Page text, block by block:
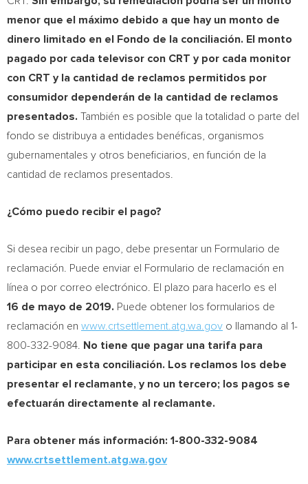
menor que el máximo debido a que hay un monto de
dinero limitado en el
Fondo de la conciliación. El monto
pagado por cada televisor con CRT y por cada monitor
con CRT y la cantidad de reclamos permitidos por
consumidor dependerán de la cantidad de reclamos
presentados. También es posible que la totalidad o parte del
fondo se distribuya a entidades benéficas, organismos
gubernamentales y otros beneficiarios, en función de la
cantidad de reclamos presentados.
¿Cómo puedo recibir el pago?
Si desea recibir un pago, debe presentar un Formulario de
reclamación. Puede enviar el Formulario de reclamación en
línea o por correo electrónico. El plazo para hacerlo es el
16 de mayo de 2019. Puede obtener los formularios de
reclamación en www.crtsettlement.atg.wa.gov o llamando al 1-
800-332-9084.
No tiene que pagar una tarifa para
participar en esta conciliación. Los reclamos los debe
presentar el reclamante, y no un tercero; los pagos se
efectuarán directamente al reclamante.
Para obtener más información: 1-800-332-9084
www.crtsettlement.atg.wa.gov